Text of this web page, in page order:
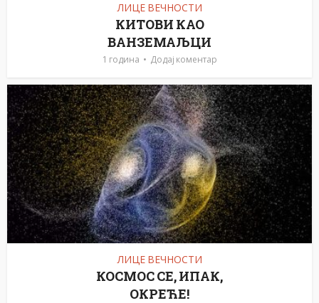
ЛИЦЕ ВЕЧНОСТИ
КИТОВИ КАО
ВАНЗЕМАЉЦИ
1 година Додај коментар
ЛИЦЕ ВЕЧНОСТИ
КОСМОС СЕ, ИПАК,
ОКРЕЋЕ!